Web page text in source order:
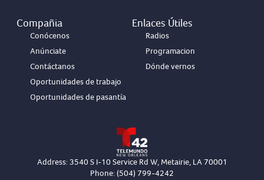
Compañia
Conócenos
Anúnciate
Contáctanos
Oportunidades de trabajo
Oportunidades de pasantía
Enlaces Útiles
Radios
Programacion
Dónde vernos
Address: 3540 S I-10 Service Rd W, Metairie, LA 70001
Phone: (504) 799-4242